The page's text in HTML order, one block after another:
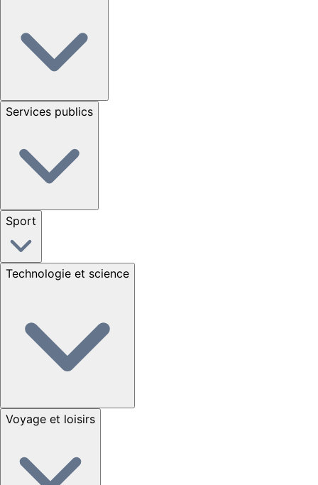
Services publics
Sport
Technologie et science
Voyage et loisirs